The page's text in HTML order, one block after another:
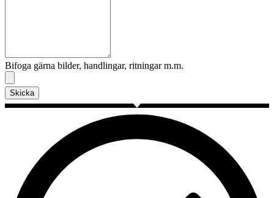
Bifoga gärna bilder, handlingar, ritningar m.m.
Skicka